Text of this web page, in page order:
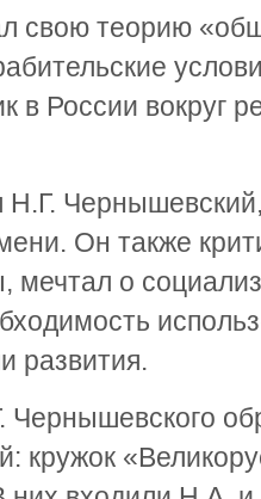
свою теорию
в России вокруг
Н.Г.
Он также
о
развития.
кружок